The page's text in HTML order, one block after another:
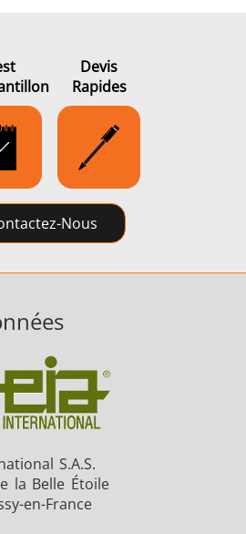
Devis
Rapides
Nous
S.A.S.
la Belle Étoile
en-France